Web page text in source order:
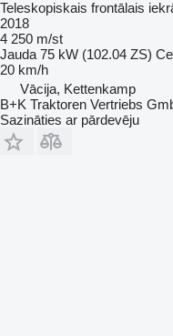
Teleskopiskais frontālais
2018
4 250 m/st
Jauda 75 kW (102.04 ZS)
20 km/h
Vācija, Kettenkamp
B+K Traktoren Vertriebs
Sazināties ar pārdevēju